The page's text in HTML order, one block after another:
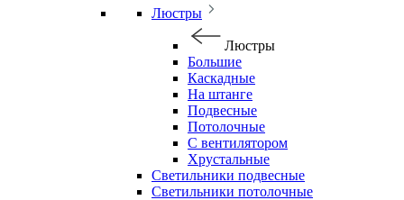
Люстры
Люстры
Большие
Каскадные
На штанге
Подвесные
Потолочные
С вентилятором
Хрустальные
Светильники подвесные
Светильники потолочные